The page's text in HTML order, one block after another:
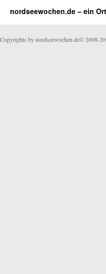
nordseewochen.de – ein
Copyrights by nordseewochen.de© 2008-